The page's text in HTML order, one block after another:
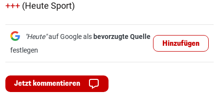
+++ (Heute Sport)
"Heute"auf Google als bevorzugte Quelle
festlegen
Hinzufügen
Jetzt kommentieren